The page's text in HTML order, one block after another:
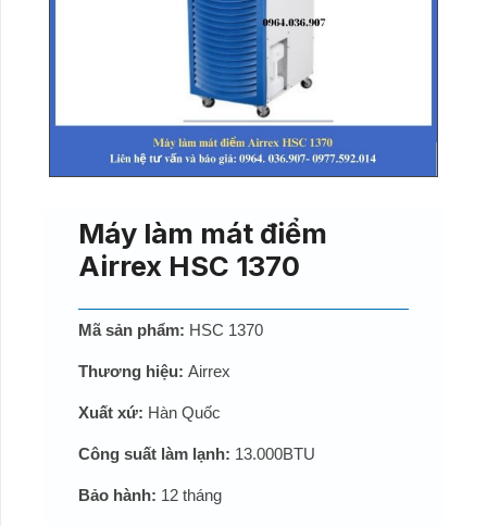
Máy làm mát điểm
Airrex HSC 1370
Mã sản phẩm: HSC 1370
Thương hiệu: Airrex
Xuất xứ: Hàn Quốc
Công suất làm lạnh: 13.000BTU
Bảo hành: 12 tháng